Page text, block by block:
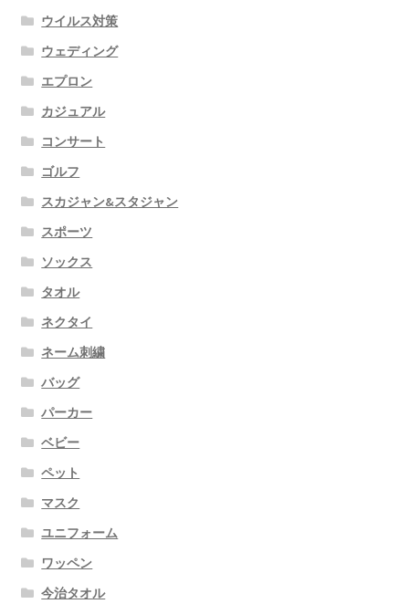
ウイルス対策
ウェディング
エプロン
カジュアル
コンサート
ゴルフ
スカジャン&スタジャン
スポーツ
ソックス
タオル
ネクタイ
ネーム刺繍
バッグ
パーカー
ベビー
ペット
マスク
ユニフォーム
ワッペン
今治タオル